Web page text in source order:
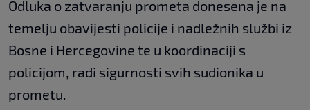
Odluka o zatvaranju prometa donesena je na
temelju obavijesti policije i nadležnih službi iz
Bosne i Hercegovine te u koordinaciji s
policijom, radi sigurnosti svih sudionika u
prometu.